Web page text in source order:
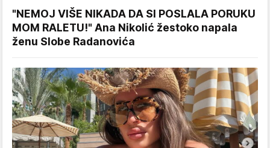
"NEMOJ VIŠE NIKADA DA SI POSLALA PORUKU
MOM RALETU!" Ana Nikolić žestoko napala
ženu Slobe Radanovića